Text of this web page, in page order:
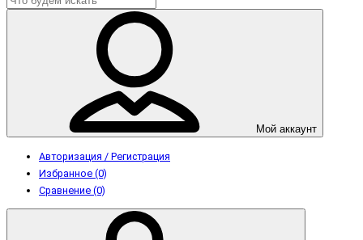
Мой аккаунт
Авторизация / Регистрация
Избранное (0)
Сравнение (0)